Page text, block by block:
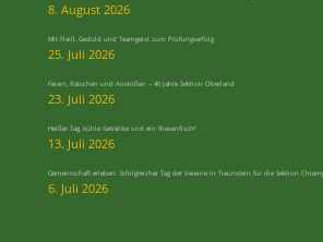
8. August 2026
Mit Fleiß, Geduld und Teamgeist zum Prüfungserfolg
25. Juli 2026
Feiern, Ratschen und Anstoßen – 40 Jahre Sektion Oberland
23. Juli 2026
Heißer Tag, kühle Getränke und ein Riesenfisch!
13. Juli 2026
Gemeinschaft erleben: Erfolgreicher Tag der Vereine in Traunstein für die Sektion
6. Juli 2026